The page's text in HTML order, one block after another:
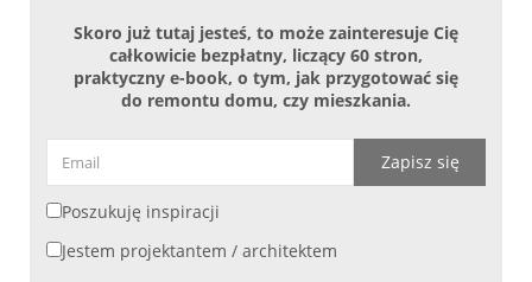
Skoro już tutaj jesteś, to może zainteresuje Cię
całkowicie bezpłatny, liczący 60 stron,
praktyczny e-book, o tym, jak przygotować się
do remontu domu, czy mieszkania.
Zapisz się
Poszukuję inspiracji
Jestem projektantem / architektem